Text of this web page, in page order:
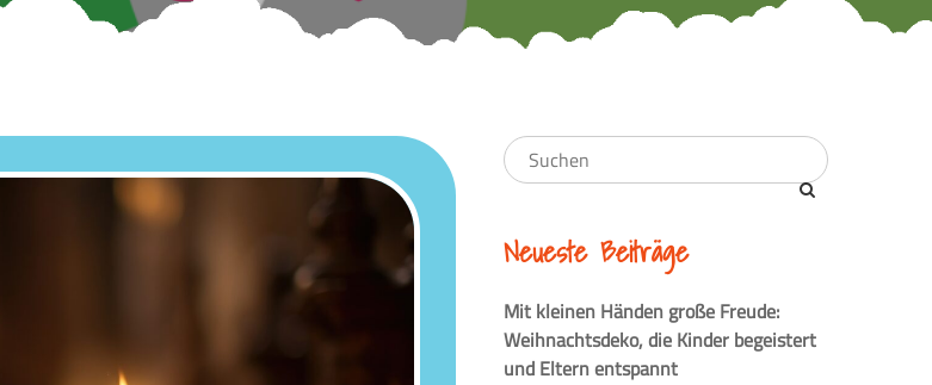
Neueste Beiträge
Mit kleinen Händen große Freude:
Weihnachtsdeko, die Kinder begeistert
und Eltern entspannt